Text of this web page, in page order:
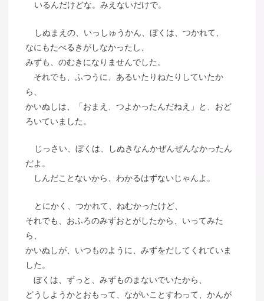
いるんだけどな。みえないだけで。
しぬまえの、いっしゅうかん、ぼくは、つかれて、
なにもたべるきがしなかったし、
みずも、のむきになりませんでした。
それでも、ふつうに、あるいたりねたりしていたか
ら、
かいぬしは、「おまえ、つよかったんだねえ」と、おど
ろいていました。
じっさい、ぼくは、しぬきなんかぜんぜんなかったん
だよ。
しんだことないから、わかるはずないじゃんよ。
とにかく、つかれて、ねむかったけど、
それでも、おふろのみずおとがしたから、いってみた
ら、
かいぬしが、いつものように、みずをだしてくれていま
した。
ぼくは、ずっと、みずものまないでいたから、
どうしようかとおもって、ながいことすわって、かんが